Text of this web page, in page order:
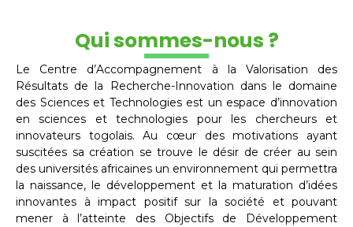
Qui sommes-nous ?
Le Centre d’Accompagnement à la Valorisation des
Résultats de la Recherche-Innovation dans le domaine
des Sciences et Technologies est un espace d’innovation
en sciences et technologies pour les chercheurs et
innovateurs togolais. Au cœur des motivations ayant
suscitées sa création se trouve le désir de créer au sein
des universités africaines un environnement qui permettra
la naissance, le développement et la maturation d’idées
innovantes à impact positif sur la société et pouvant
mener à l’atteinte des Objectifs de Développement